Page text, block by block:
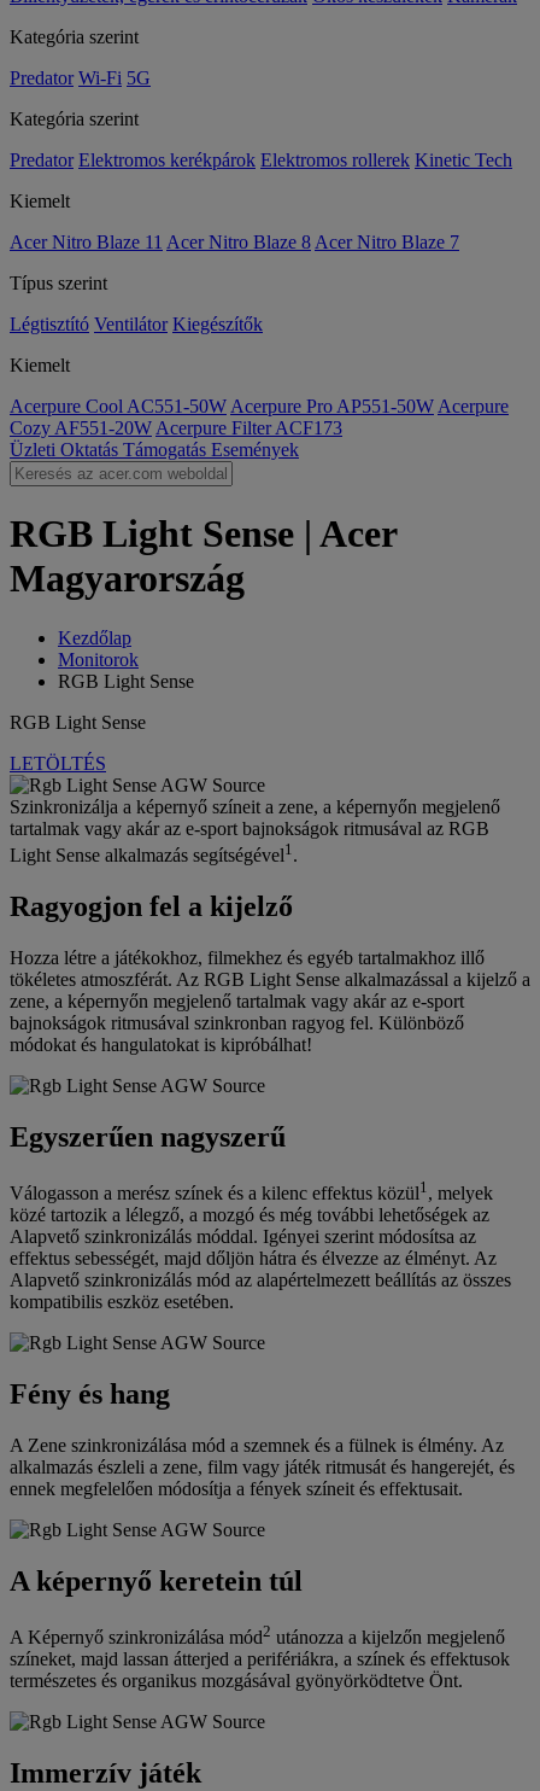
Kategória szerint
Predator Wi-Fi 5G
Kategória szerint
Predator Elektromos kerékpárok Elektromos rollerek Kinetic Tech
Kiemelt
Acer Nitro Blaze 11 Acer Nitro Blaze 8 Acer Nitro Blaze 7
Típus szerint
Légtisztító Ventilátor Kiegészítők
Kiemelt
Acerpure Cool AC551-50W Acerpure Pro AP551-50W Acerpure
Cozy AF551-20W Acerpure Filter ACF173
Üzleti Oktatás Támogatás Események
RGB Light Sense | Acer
Magyarország
Kezdőlap
Monitorok
RGB Light Sense
RGB Light Sense
LETÖLTÉS
Szinkronizálja a képernyő színeit a zene, a képernyőn megjelenő
tartalmak vagy akár az e-sport bajnokságok ritmusával az RGB
Light Sense alkalmazás segítségével1 .
Ragyogjon fel a kijelző
Hozza létre a játékokhoz, filmekhez és egyéb tartalmakhoz illő
tökéletes atmoszférát. Az RGB Light Sense alkalmazással a kijelző a
zene, a képernyőn megjelenő tartalmak vagy akár az e-sport
bajnokságok ritmusával szinkronban ragyog fel. Különböző
módokat és hangulatokat is kipróbálhat!
Egyszerűen nagyszerű
Válogasson a merész színek és a kilenc effektus közül1 , melyek
közé tartozik a lélegző, a mozgó és még további lehetőségek az
Alapvető szinkronizálás móddal. Igényei szerint módosítsa az
effektus sebességét, majd dőljön hátra és élvezze az élményt. Az
Alapvető szinkronizálás mód az alapértelmezett beállítás az összes
kompatibilis eszköz esetében.
Fény és hang
A Zene szinkronizálása mód a szemnek és a fülnek is élmény. Az
alkalmazás észleli a zene, film vagy játék ritmusát és hangerejét, és
ennek megfelelően módosítja a fények színeit és effektusait.
A képernyő keretein túl
A Képernyő szinkronizálása mód2 utánozza a kijelzőn megjelenő
színeket, majd lassan átterjed a perifériákra, a színek és effektusok
természetes és organikus mozgásával gyönyörködtetve Önt.
Immerzív játék